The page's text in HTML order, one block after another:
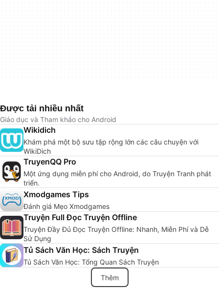
Được tải nhiều nhất
Giáo dục và Tham khảo cho Android
Wikidich
Khám phá một bộ sưu tập rộng lớn các câu chuyện với
WikiDich
TruyenQQ Pro
Một ứng dụng miễn phí cho Android, do Truyện Tranh phát
triển.
Xmodgames Tips
Đánh giá Mẹo Xmodgames
Truyện Full Đọc Truyện Offline
Truyện Đầy Đủ Đọc Truyện Offline: Nhanh, Miễn Phí và Dễ
Sử Dụng
Tủ Sách Văn Học: Sách Truyện
Tủ Sách Văn Học: Tổng Quan Sách Truyện
Thêm